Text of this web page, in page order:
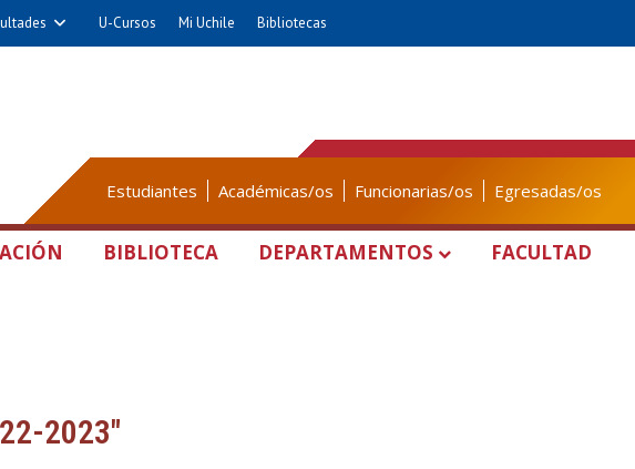
U-Cursos Mi Uchile Bibliotecas
Estudiantes Académicas/os Funcionarias/os Egresadas/os
BIBLIOTECA DEPARTAMENTOS FACULTAD
2023"